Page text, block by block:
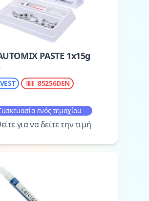
PASTE 1x15g
85256DEN
ενός τεμαχίου
για να δείτε την τιμή